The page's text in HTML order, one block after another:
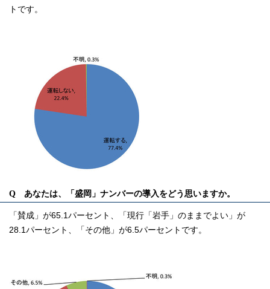
トです。
Q あなたは、「盛岡」ナンバーの導入をどう思いますか。
「賛成」が65.1パーセント、「現行「岩手」のままでよい」が
28.1パーセント、「その他」が6.5パーセントです。